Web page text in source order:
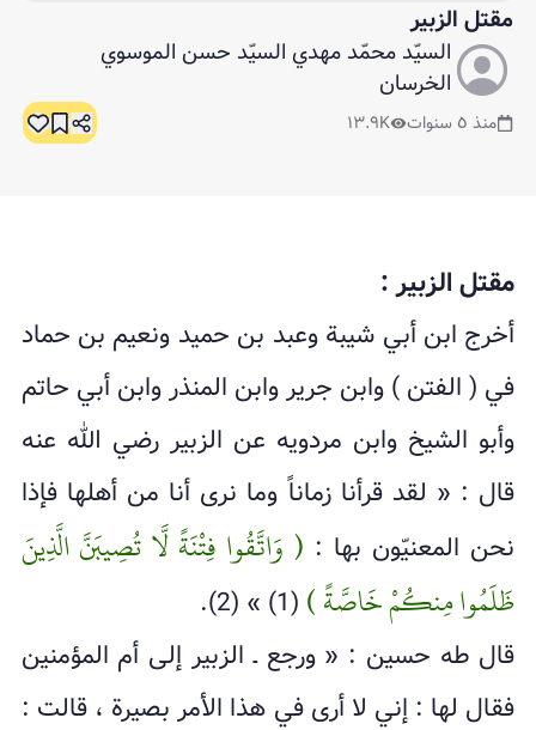
مقتل الزبير
السيّد محمّد مهدي السيّد حسن الموسوي
الخرسان
منذ ٥ سنوات ١٣.٩K
مقتل الزبير :
أخرج ابن أبي شيبة وعبد بن حميد ونعيم بن حماد
في ( الفتن ) وابن جرير وابن المنذر وابن أبي حاتم
وأبو الشيخ وابن مردويه عن الزبير رضي الله عنه
قال : « لقد قرأنا زماناً وما نرى أنا من أهلها فإذا
نحن المعنيّون بها : ( وَاتَّقُوا فِتْنَةً لَّا تُصِيبَنَّ الَّذِينَ
ظَلَمُوا مِنكُمْ خَاصَّةً ) (1) » (2).
قال طه حسين : « ورجع ـ الزبير إلى أم المؤمنين
فقال لها : إني لا أرى في هذا الأمر بصيرة ، قالت :